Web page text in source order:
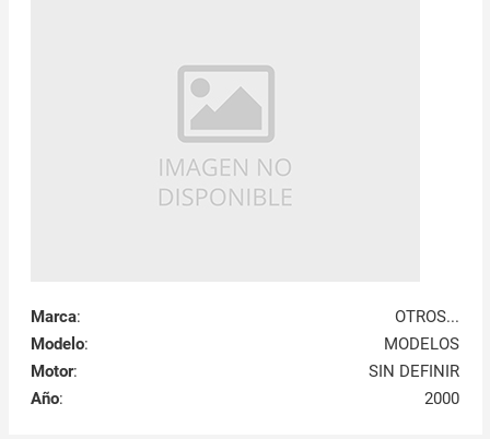
Marca:
OTROS...
Modelo:
MODELOS
Motor:
SIN DEFINIR
Año: 2000